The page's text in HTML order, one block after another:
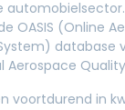
OASIS (Online
database
Aerospace
voortdurend in